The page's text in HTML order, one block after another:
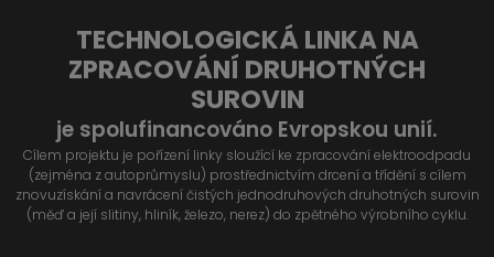
TECHNOLOGICKÁ LINKA NA
ZPRACOVÁNÍ DRUHOTNÝCH
SUROVIN
je spolufinancováno Evropskou unií.
Cílem projektu je pořízení linky sloužící ke zpracování elektroodpadu
(zejména z autoprůmyslu) prostřednictvím drcení a třídění s cílem
znovuzískání a navrácení čistých jednodruhových druhotných surovin
(měď a její slitiny, hliník, železo, nerez) do zpětného výrobního cyklu.